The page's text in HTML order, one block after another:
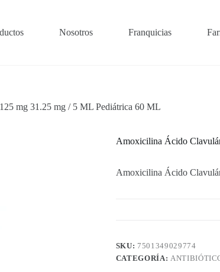
Nosotros Franquicias
mg 31.25 mg / 5 ML Pediátrica 60 ML
Amoxicilina Ácido
Amoxicilina Ácido
SKU: 7501349029774
CATEGORÍA: